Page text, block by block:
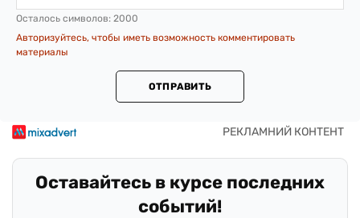
Осталось символов: 2000
Авторизуйтесь, чтобы иметь возможность комментировать
материалы
ОТПРАВИТЬ
Оставайтесь в курсе последних
событий!